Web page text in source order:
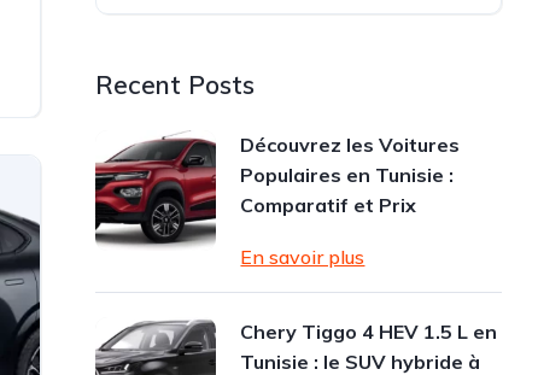
Recent Posts
Découvrez les Voitures
Populaires en Tunisie :
Comparatif et Prix
En savoir plus
Chery Tiggo 4 HEV 1.5 L en
Tunisie : le SUV hybride à